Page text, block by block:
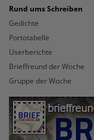
Rund ums Schreiben
Gedichte
Portotabelle
Userberichte
Brieffreund der Woche
Gruppe der Woche